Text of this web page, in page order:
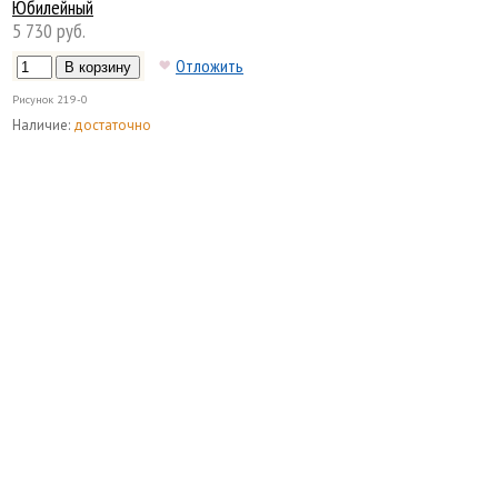
Юбилейный
5 730 руб.
Отложить
Рисунок 219-0
Наличие: достаточно